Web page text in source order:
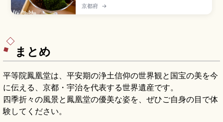
本三大茶のひとつで、川霧と寒暖差が育む豊かな
甘みと香りが特徴の伝統茶。1191年に栄西禅師が
京都府 →
まとめ
平等院鳳凰堂は、平安期の浄土信仰の世界観と国宝の美を今
に伝える、京都・宇治を代表する世界遺産です。
四季折々の風景と鳳凰堂の優美な姿を、ぜひご自身の目で体
験してください。